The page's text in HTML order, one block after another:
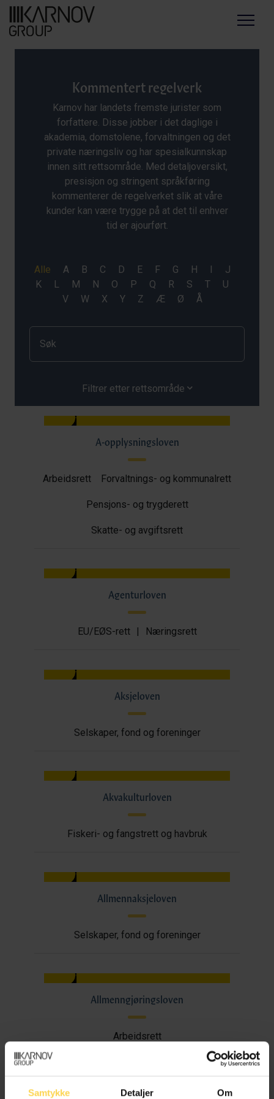
Samtykke Detaljer Om
Menu
Kommentert regelverk
Karnov har landets fremste jurister som
forfattere. Disse jobber i det daglige i
akademia, domstolene, forvaltningen og det
private næringsliv og har spesialkunnskap
innen sitt rettsområde. Med detaljoversikt,
presisjon og stringent språkføring
kommenterer de regelverket slik at våre
kunder kan være trygge på at det til enhver
tid er ajourført.
Filtrer etter rettsområde
A-opplysningsloven
Arbeidsrett Forvaltnings- og kommunalrett
Pensjons- og trygderett
Skatte- og avgiftsrett
Agenturloven
EU/EØS-rett | Næringsrett
Aksjeloven
Selskaper, fond og foreninger
Akvakulturloven
Fiskeri- og fangstrett og havbruk
Allmennaksjeloven
Selskaper, fond og foreninger
Allmenngjøringsloven
Arbeidsrett